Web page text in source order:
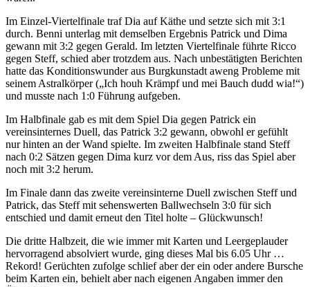
Im Einzel-Viertelfinale traf Dia auf Käthe und setzte sich mit 3:1
durch. Benni unterlag mit demselben Ergebnis Patrick und Dima
gewann mit 3:2 gegen Gerald. Im letzten Viertelfinale führte Ricco
gegen Steff, schied aber trotzdem aus. Nach unbestätigten Berichten
hatte das Konditionswunder aus Burgkunstadt aweng Probleme mit
seinem Astralkörper („Ich houh Krämpf und mei Bauch dudd wia!“)
und musste nach 1:0 Führung aufgeben.
Im Halbfinale gab es mit dem Spiel Dia gegen Patrick ein
vereinsinternes Duell, das Patrick 3:2 gewann, obwohl er gefühlt
nur hinten an der Wand spielte. Im zweiten Halbfinale stand Steff
nach 0:2 Sätzen gegen Dima kurz vor dem Aus, riss das Spiel aber
noch mit 3:2 herum.
Im Finale dann das zweite vereinsinterne Duell zwischen Steff und
Patrick, das Steff mit sehenswerten Ballwechseln 3:0 für sich
entschied und damit erneut den Titel holte – Glückwunsch!
Die dritte Halbzeit, die wie immer mit Karten und Leergeplauder
hervorragend absolviert wurde, ging dieses Mal bis 6.05 Uhr …
Rekord! Gerüchten zufolge schlief aber der ein oder andere Bursche
beim Karten ein, behielt aber nach eigenen Angaben immer den